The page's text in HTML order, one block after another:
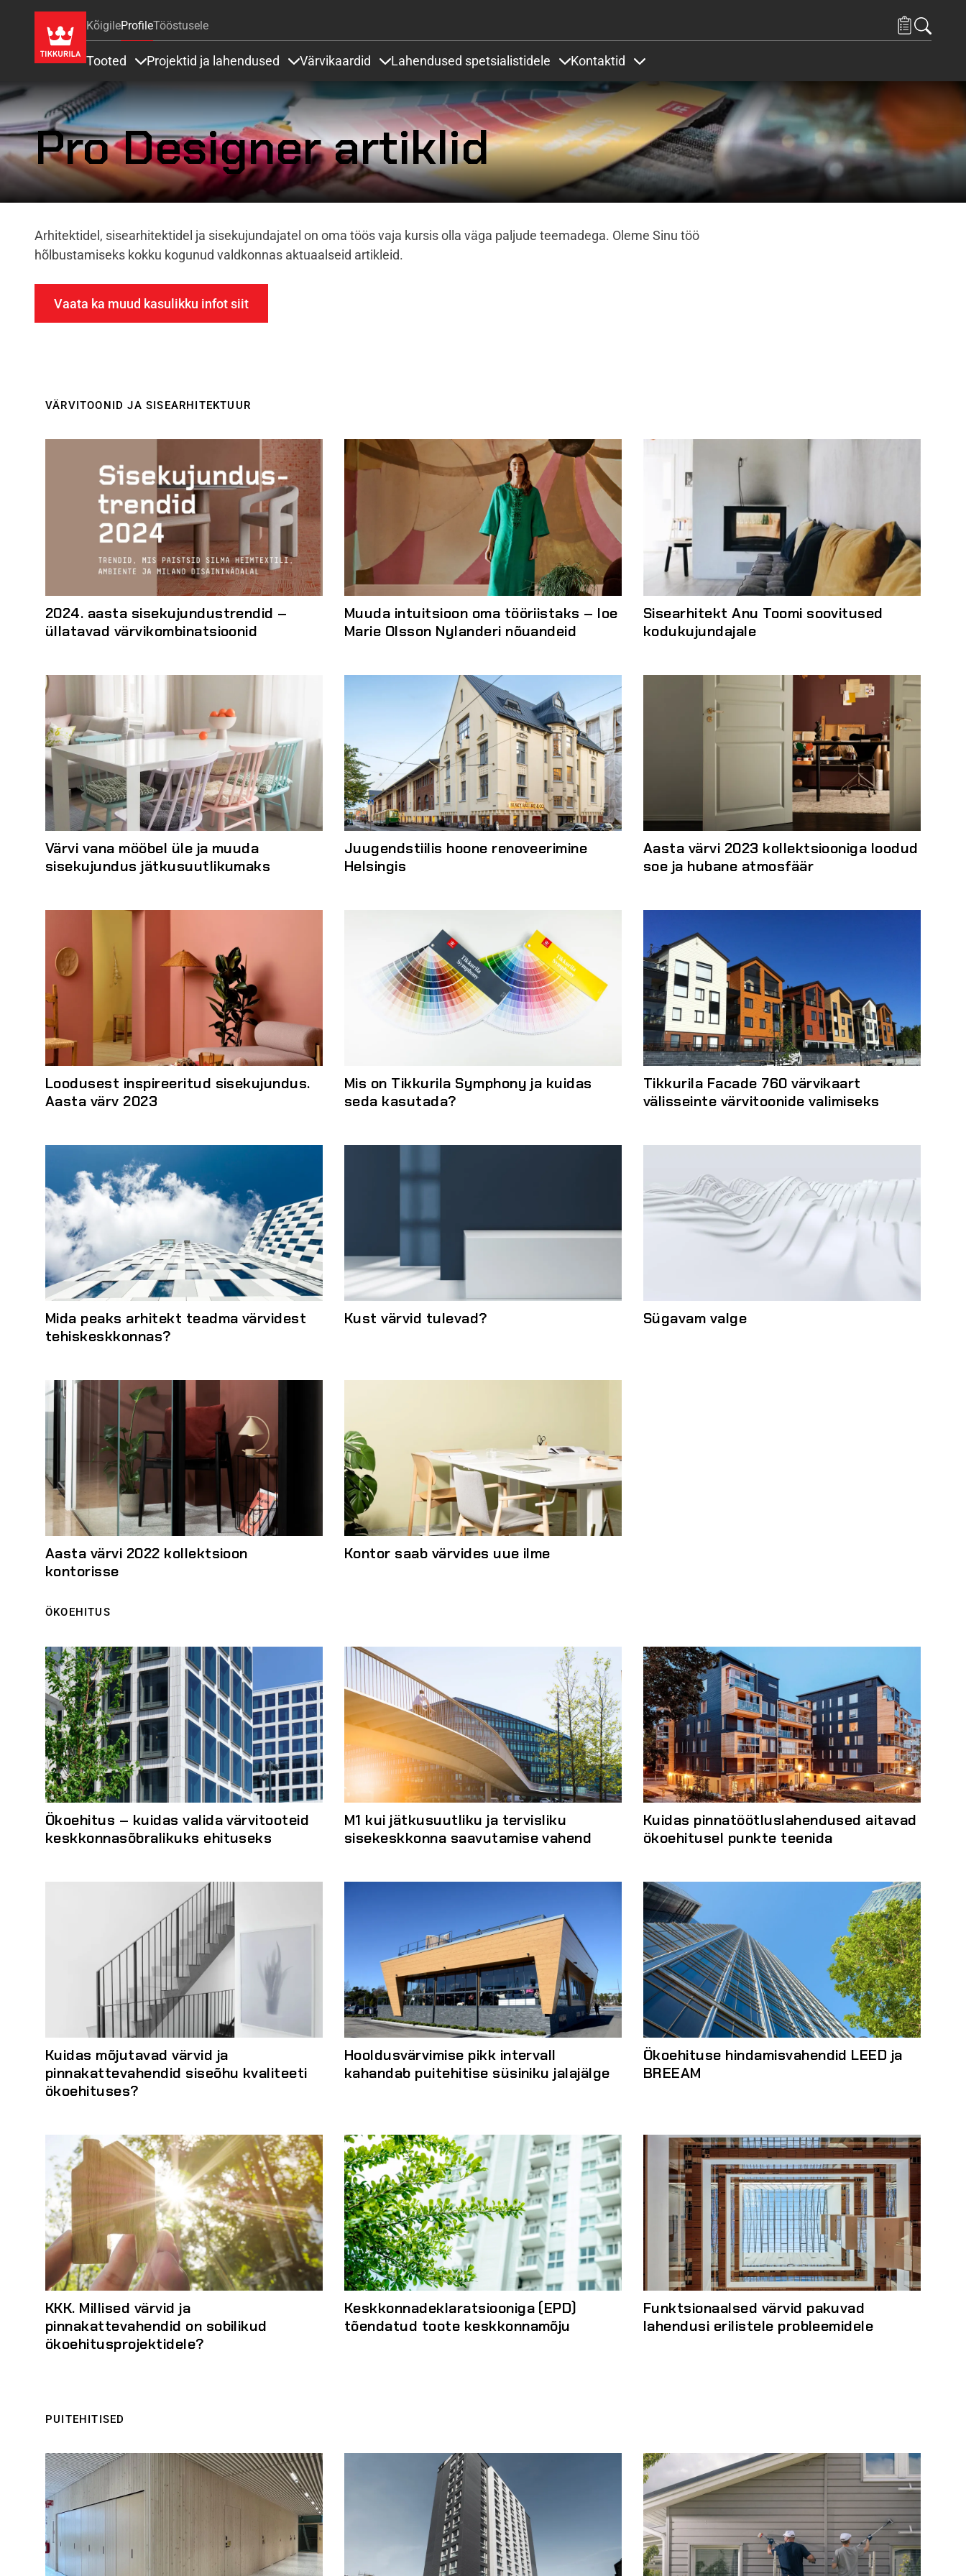
KõigileProfileTööstusele
Tooted Projektid ja lahendused Värvikaardid Lahendused spetsialistidele Kontaktid
Pro Designer artiklid
Arhitektidel, sisearhitektidel ja sisekujundajatel on oma töös vaja kursis olla väga paljude teemadega. Oleme Sinu töö
hõlbustamiseks kokku kogunud valdkonnas aktuaalseid artikleid.
Vaata ka muud kasulikku infot siit
VÄRVITOONID JA SISEARHITEKTUUR
2024. aasta sisekujundustrendid –
üllatavad värvikombinatsioonid
Muuda intuitsioon oma tööriistaks – loe
Marie Olsson Nylanderi nõuandeid
Sisearhitekt Anu Toomi soovitused
kodukujundajale
Värvi vana mööbel üle ja muuda
sisekujundus jätkusuutlikumaks
Juugendstiilis hoone renoveerimine
Helsingis
Aasta värvi 2023 kollektsiooniga loodud
soe ja hubane atmosfäär
Loodusest inspireeritud sisekujundus.
Aasta värv 2023
Mis on Tikkurila Symphony ja kuidas
seda kasutada?
Tikkurila Facade 760 värvikaart
välisseinte värvitoonide valimiseks
Mida peaks arhitekt teadma värvidest
tehiskeskkonnas?
Kust värvid tulevad? Sügavam valge
Aasta värvi 2022 kollektsioon
kontorisse
Kontor saab värvides uue ilme
ÖKOEHITUS
Ökoehitus – kuidas valida värvitooteid
keskkonnasõbralikuks ehituseks
M1 kui jätkusuutliku ja tervisliku
sisekeskkonna saavutamise vahend
Kuidas pinnatöötluslahendused aitavad
ökoehitusel punkte teenida
Kuidas mõjutavad värvid ja
pinnakattevahendid siseõhu kvaliteeti
ökoehituses?
Hooldusvärvimise pikk intervall
kahandab puitehitise süsiniku jalajälge
Ökoehituse hindamisvahendid LEED ja
BREEAM
KKK. Millised värvid ja
pinnakattevahendid on sobilikud
ökoehitusprojektidele?
Keskkonnadeklaratsiooniga (EPD)
tõendatud toote keskkonnamõju
Funktsionaalsed värvid pakuvad
lahendusi erilistele probleemidele
PUITEHITISED